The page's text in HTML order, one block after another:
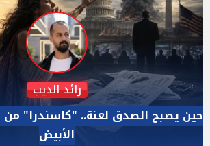
دكتور نزيه الحكيم
الإجازة البرلمانية ليست إجازة من
الأداة الوحيده بعد فض